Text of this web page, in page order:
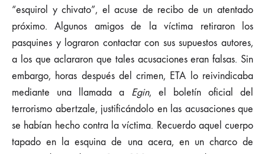
“esquirol y chivato”, el acuse de recibo de un atentado
próximo. Algunos amigos de la víctima retiraron los
pasquines y lograron contactar con sus supuestos autores,
a los que aclararon que tales acusaciones eran falsas. Sin
embargo, horas después del crimen, ETA lo reivindicaba
mediante una llamada a Egin, el boletín oficial del
terrorismo abertzale, justificándolo en las acusaciones que
se habían hecho contra la víctima. Recuerdo aquel cuerpo
tapado en la esquina de una acera, en un charco de